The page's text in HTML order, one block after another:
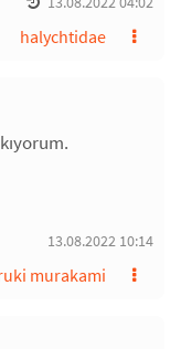
halychtidae
13.08.2022 10:14
murakami